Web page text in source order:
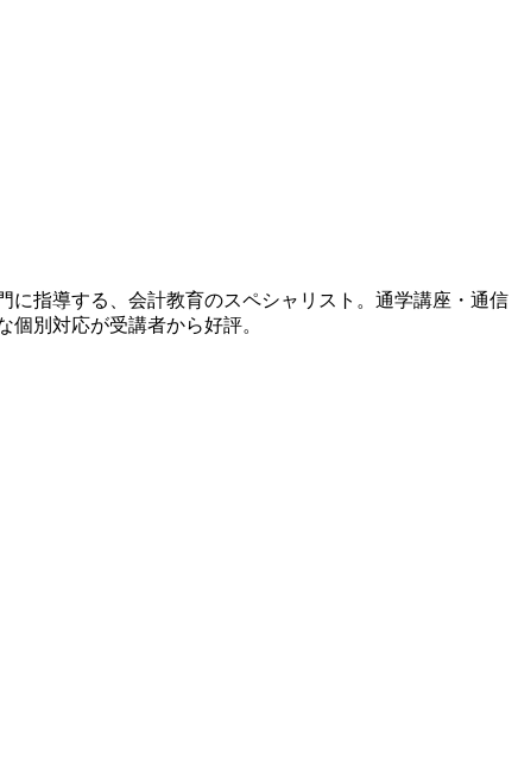
に指導する、会計教育のスペシャリスト。通学講座・通信
別対応が受講者から好評。